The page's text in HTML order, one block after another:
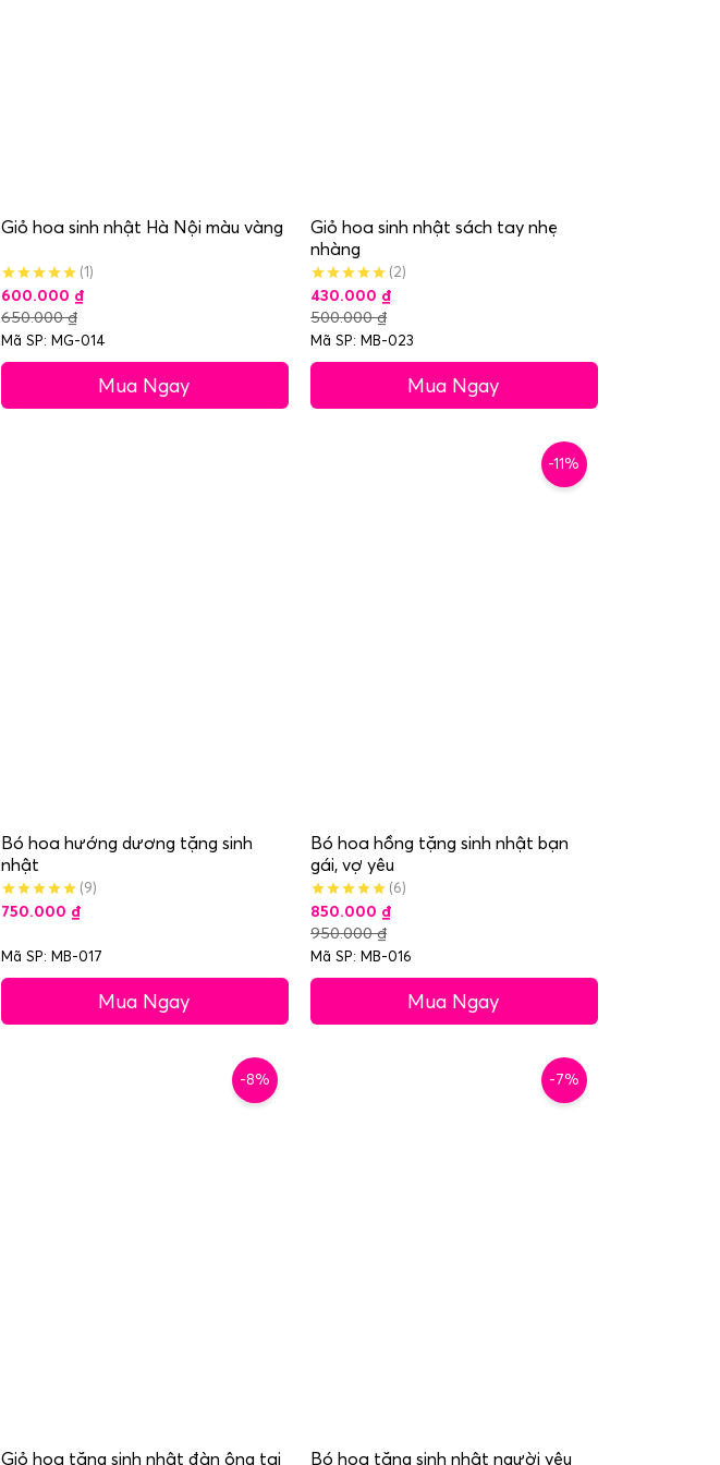
Giỏ hoa sinh nhật Hà Nội màu vàng
(1)
600.000 ₫
650.000₫
Mã SP: MG-014
Mua Ngay
Giỏ hoa sinh nhật sách tay nhẹ
nhàng
(2)
430.000 ₫
500.000₫
Mã SP: MB-023
Mua Ngay
Bó hoa hướng dương tặng sinh
nhật
(9)
750.000 ₫
Mã SP: MB-017
Mua Ngay
-11%
Bó hoa hồng tặng sinh nhật bạn
gái, vợ yêu
(6)
850.000 ₫
950.000₫
Mã SP: MB-016
Mua Ngay
-8%
Giỏ hoa tặng sinh nhật đàn ông tại
-7%
Bó hoa tặng sinh nhật người yêu